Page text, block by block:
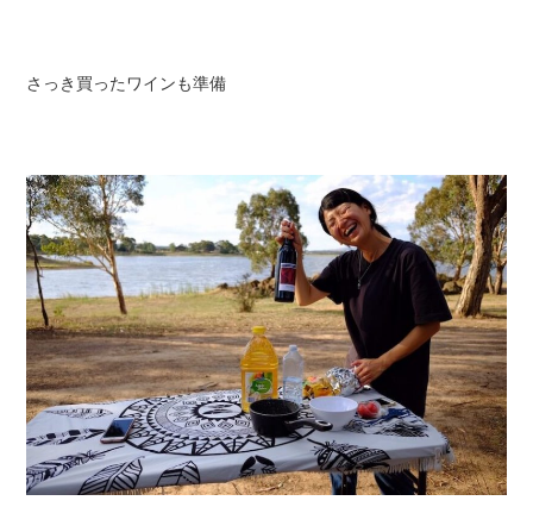
さっき買ったワインも準備